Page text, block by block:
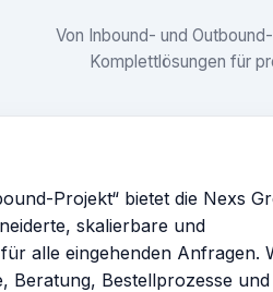
Von Inbound- und
Komplettlösungen für
Projekt“ bietet die Nexs
skalierbare und
alle eingehenden Anfragen.
Beratung, Bestellprozesse und